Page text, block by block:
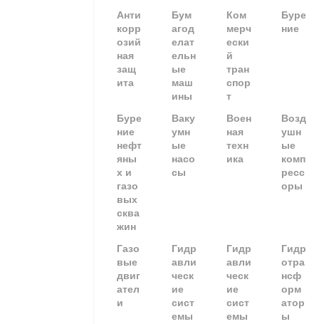
Анти
корр
озий
ная
защ
ита
Бум
агод
елат
ельн
ые
маш
ины
Ком
мерч
ески
й
тран
спор
т
Буре
ние
Буре
ние
нефт
яны
х и
газо
вых
сква
жин
Ваку
умн
ые
насо
сы
Воен
ная
техн
ика
Возд
ушн
ые
комп
ресс
оры
Газо
вые
двиг
ател
и
Гидр
авли
ческ
ие
сист
емы
Гидр
авли
ческ
ие
сист
емы
Гидр
отра
нсф
орм
атор
ы